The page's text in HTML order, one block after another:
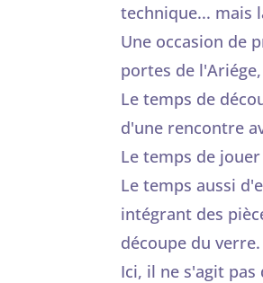
technique... mais
Une occasion de
portes de
Le temps de
d'une rencontre
Le temps de
Le temps aussi
intégrant des
découpe du verre.
Ici, il ne s'agit